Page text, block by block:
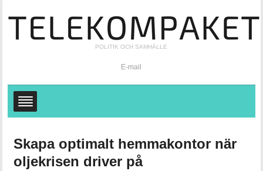
POLITIK OCH SAMHÄLLE
E-mail
Skapa optimalt hemmakontor när
oljekrisen driver på